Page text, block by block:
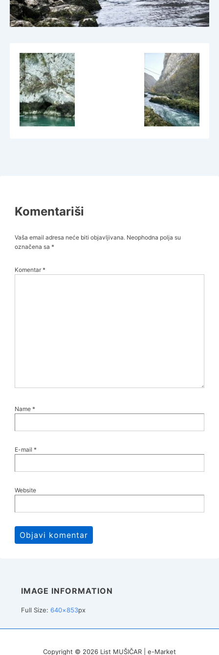
Komentariši
Vaša email adresa neće biti objavljivana. Neophodna polja su
označena sa *
Komentar *
Name *
E-mail *
Website
IMAGE INFORMATION
Full Size: 640×853px
Copyright © 2026 List MUŠIČAR | e-Market